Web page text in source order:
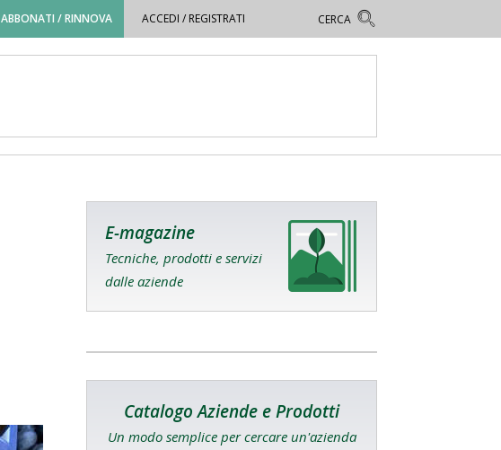
ABBONATI / RINNOVA ACCEDI / REGISTRATI
E-magazine
Tecniche, prodotti e servizi
dalle aziende
Catalogo Aziende e Prodotti
Un modo semplice per cercare un'azienda